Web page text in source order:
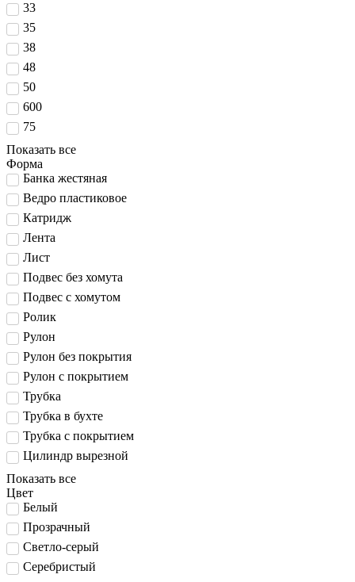
33
35
38
48
50
600
75
Показать все
Форма
Банка жестяная
Ведро пластиковое
Катридж
Лента
Лист
Подвес без хомута
Подвес с хомутом
Ролик
Рулон
Рулон без покрытия
Рулон с покрытием
Трубка
Трубка в бухте
Трубка с покрытием
Цилиндр вырезной
Показать все
Цвет
Белый
Прозрачный
Светло-серый
Серебристый